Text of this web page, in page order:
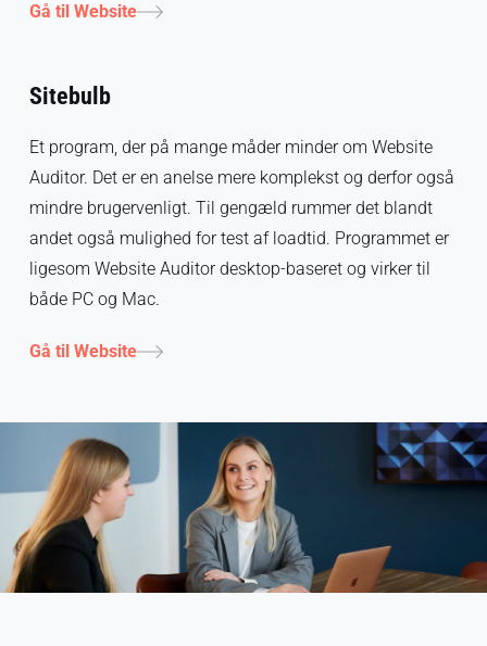
Gå til Website
Sitebulb
Et program, der på mange måder minder om Website
Auditor. Det er en anelse mere komplekst og derfor også
mindre brugervenligt. Til gengæld rummer det blandt
andet også mulighed for test af loadtid. Programmet er
ligesom Website Auditor desktop-baseret og virker til
både PC og Mac.
Gå til Website